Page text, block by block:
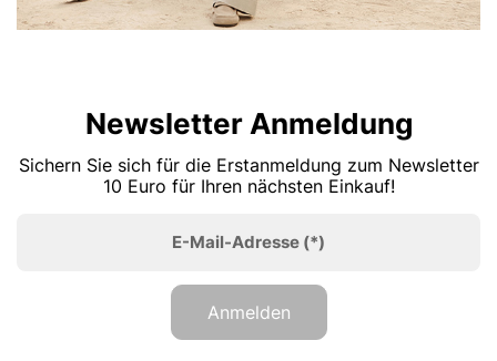
Newsletter Anmeldung
Sichern Sie sich für die Erstanmeldung zum Newsletter
10 Euro für Ihren nächsten Einkauf!
E-Mail-Adresse (*)
Anmelden